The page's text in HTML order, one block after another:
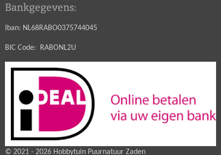
Bankgegevens:
Iban: NL68RABO0375744045
BIC Code: RABONL2U
© 2021 - 2026 Hobbytuin Puurnatuur Zaden